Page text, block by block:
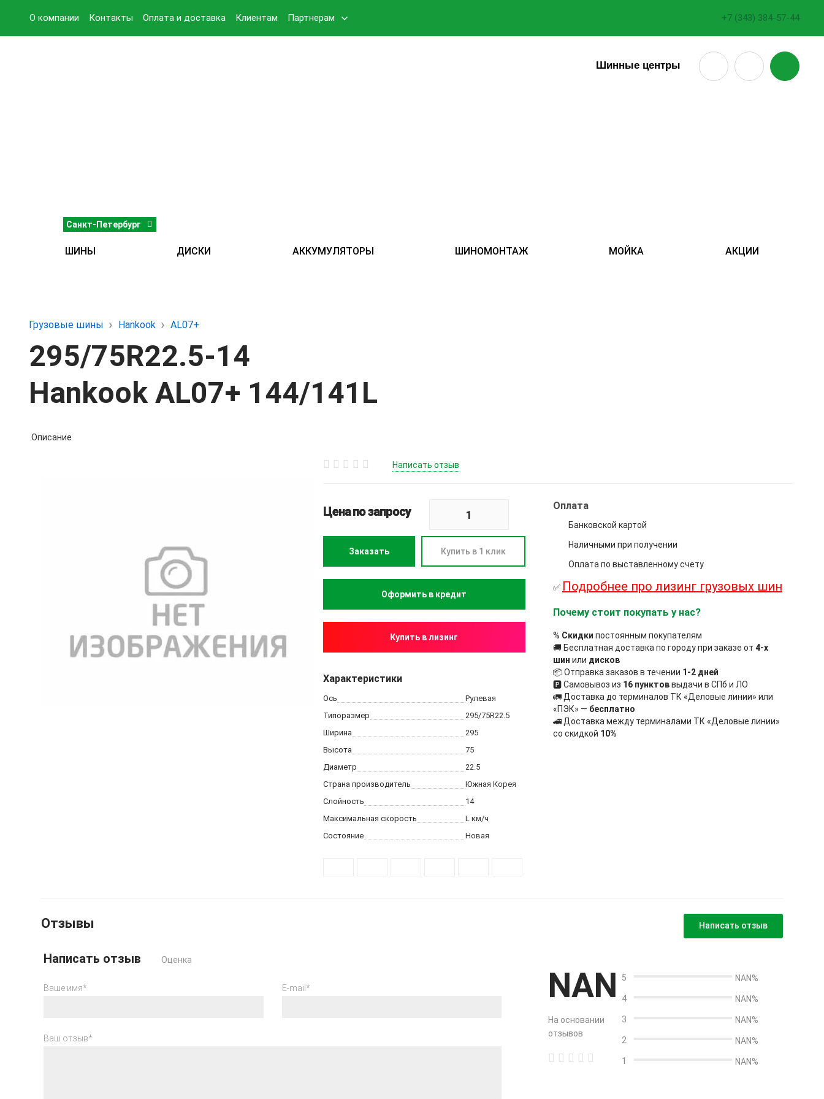
О компании Контакты Оплата и доставка Клиентам Партнерам +7 (343) 384-57-44
Санкт-Петербург
Шинные центры
ШИНЫ ДИСКИ АККУМУЛЯТОРЫ ШИНОМОНТАЖ МОЙКА АКЦИИ
Грузовые шины Hankook AL07+
295/75R22.5-14
Hankook AL07+ 144/141L
Описание
Написать отзыв
Цена по запросу
Заказать Купить в 1 клик
Купить в лизинг
Характеристики
Ось
Рулевая
Типоразмер
295/75R22.5
Ширина
295
Высота
75
Диаметр
22.5
Страна производитель
Южная Корея
Слойность
14
Максимальная скорость
L км/ч
Состояние
Новая
Оплата
Банковской картой
Наличными при получении
Оплата по выставленному счету
✅ Подробнее про лизинг грузовых шин
Почему стоит покупать у нас?
% Скидки постоянным покупателям
🚚 Бесплатная доставка по городу при заказе от 4-х
шин или дисков
📦 Отправка заказов в течении 1-2 дней
🅿 Самовывоз из 16 пунктоввыдачи в СПб и ЛО
🚛 Доставка до терминалов ТК «Деловые линии» или
«ПЭК» — бесплатно
🚄 Доставка между терминалами ТК «Деловые линии»
со скидкой 10%
Отзывы Написать отзыв
NAN
На основании
отзывов
5 NAN%
4 NAN%
3 NAN%
2 NAN%
1 NAN%
Написать отзыв Оценка
Ваше имя* E-mail*
Ваш отзыв*